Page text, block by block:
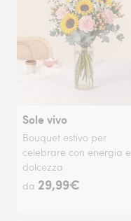
Sole vivo
Bouquet estivo per
celebrare con energia e
dolcezza
da 29,99€